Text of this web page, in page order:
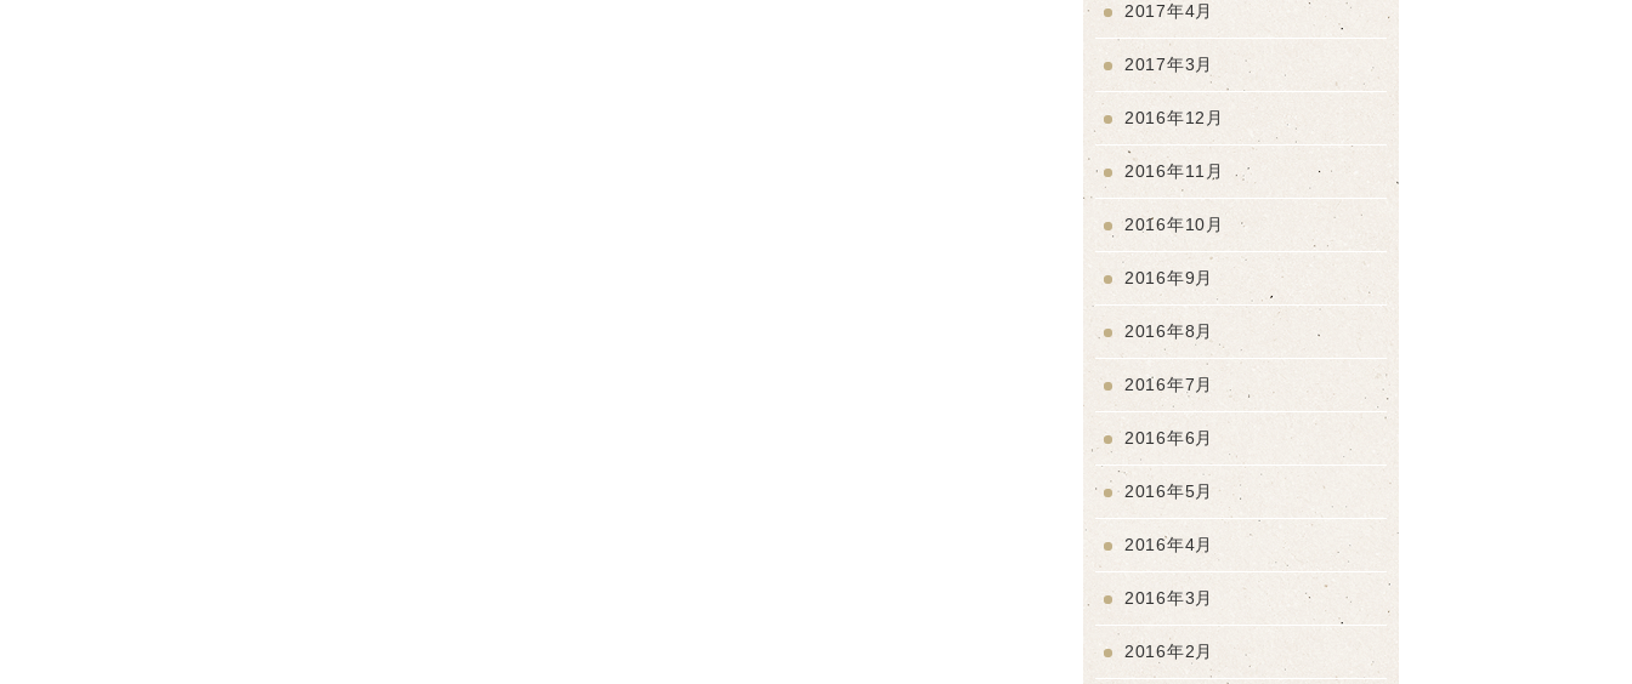
2017年4月
2017年3月
2016年12月
2016年11月
2016年10月
2016年9月
2016年8月
2016年7月
2016年6月
2016年5月
2016年4月
2016年3月
2016年2月